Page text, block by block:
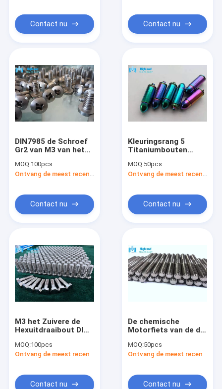
Producten
Over ons
Contacteer ons
Titanium Ronde Bar
Titaniumplaat
Gesmede titaniumring
titaniumflens
titaniumschijf
Titaniumbevestigingsmiddel
Zirconiumsmeedstuk
De Ring van het zirconiumsmeedstuk
Titaniumpijpen
Contact nu Contact nu
DIN7985 de Schroef
Gr2 van M3 van het
kruist In een nis
gezet Opgeheven
MOQ:100pcs
Contact nu
Kleuringsrang 5
Titaniumbouten
M52
MOQ:50pcs
Contact nu
M3 het Zuivere de
Hexuitdraaibout DIN
Titaniumbevestigingsmiddel
Machinaal bewerken
MOQ:100pcs
Contact nu
De chemische
Motorfiets van de de
Ingepaste Bout van
het Klepgr2 Dubbele
MOQ:50pcs
Contact nu